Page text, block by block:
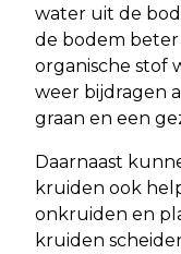
water uit de
de bodem
organische stof
weer bijdragen
graan en een
Daarnaast
kruiden ook
onkruiden en
kruiden